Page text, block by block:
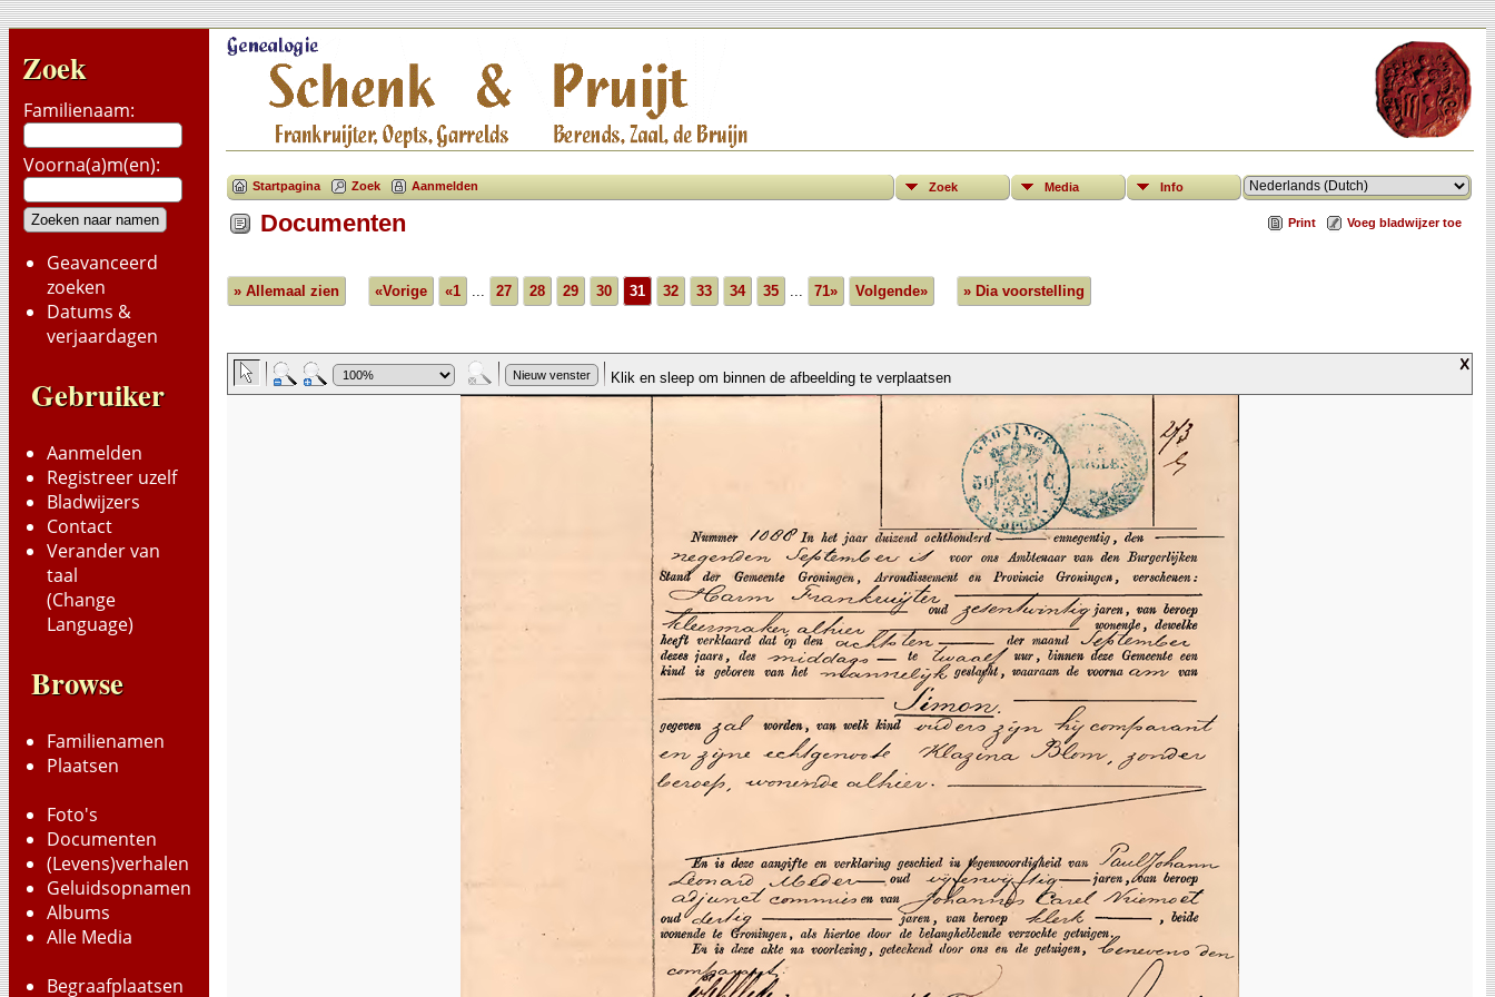
Zoek
Familienaam:
Voorna(a)m(en):
Geavanceerd
zoeken
Datums &
verjaardagen
Gebruiker
Aanmelden
Registreer uzelf
Bladwijzers
Contact
Verander van
taal
(Change
Language)
Browse
Familienamen
Plaatsen
Foto's
Documenten
(Levens)verhalen
Geluidsopnamen
Albums
Alle Media
Begraafplaatsen
Startpagina Zoek Aanmelden Zoek Media Info
Print Voeg bladwijzer toe
Documenten
» Allemaal zien «Vorige «1 ... 27 28 29 30 31 32 33 34 35 ... 71» Volgende» » Dia voorstelling